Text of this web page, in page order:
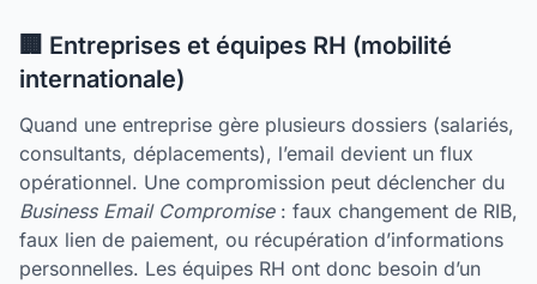
🏢 Entreprises et équipes RH (mobilité
internationale)
Quand une entreprise gère plusieurs dossiers (salariés,
consultants, déplacements), l’email devient un flux
opérationnel. Une compromission peut déclencher du
Business Email Compromise: faux changement de RIB,
faux lien de paiement, ou récupération d’informations
personnelles. Les équipes RH ont donc besoin d’un